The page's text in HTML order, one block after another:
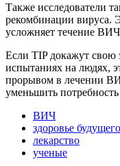
Также исследователи
рекомбинации вируса.
усложняет течение
Если TIP докажут свою
испытаниях на людях,
прорывом в лечении
уменьшить
ВИЧ
здоровье будущего
лекарство
ученые